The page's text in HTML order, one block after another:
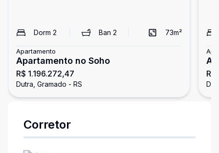
Dorm 2 Ban2 73m²
Apartamento
Apartamento no Soho
R$ 1.196.272,47
Dutra, Gramado - RS
Corretor